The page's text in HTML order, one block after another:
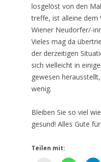
losgelöst von den
treffe, ist alleine dem
Wiener Neudorfer/-
Vieles mag da
der derzeitigen
sich vielleicht in
gewesen
wenig.
Bleiben Sie so viel
gesund! Alles Gute
Teilen mit: